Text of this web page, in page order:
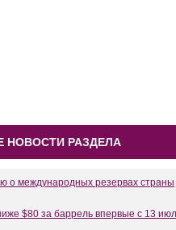
НОВОСТИ РАЗДЕЛА
о международных резервах страны
$80 за баррель впервые с 13